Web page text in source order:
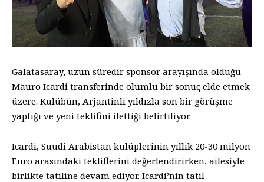
Galatasaray, uzun süredir sponsor arayışında olduğu
Mauro Icardi transferinde olumlu bir sonuç elde etmek
üzere. Kulübün, Arjantinli yıldızla son bir görüşme
yaptığı ve yeni teklifini ilettiği belirtiliyor.
Icardi, Suudi Arabistan kulüplerinin yıllık 20-30 milyon
Euro arasındaki tekliflerini değerlendirirken, ailesiyle
birlikte tatiline devam ediyor. Icardi’nin tatil